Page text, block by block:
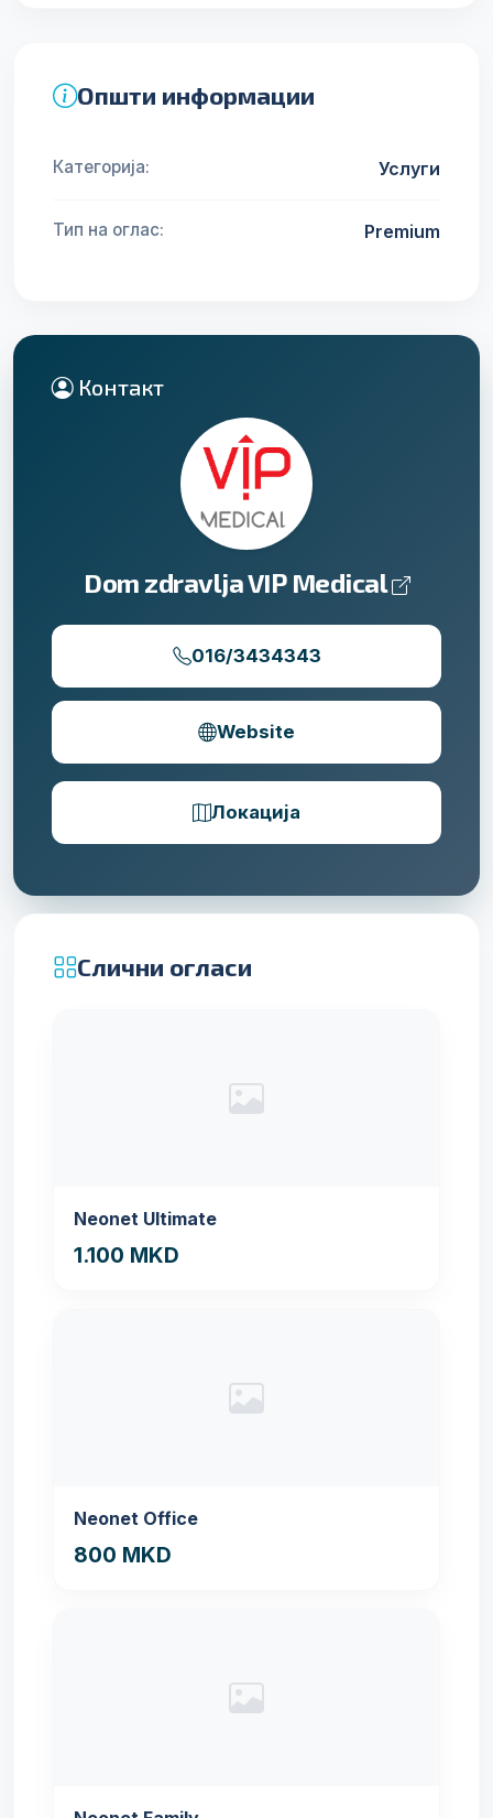
Општи информации
Категорија: Услуги
Тип на оглас: Premium
Контакт
Dom zdravlja VIP Medical
016/3434343
Website
Локација
Слични огласи
Neonet Ultimate
1.100 MKD
Neonet Office
800 MKD